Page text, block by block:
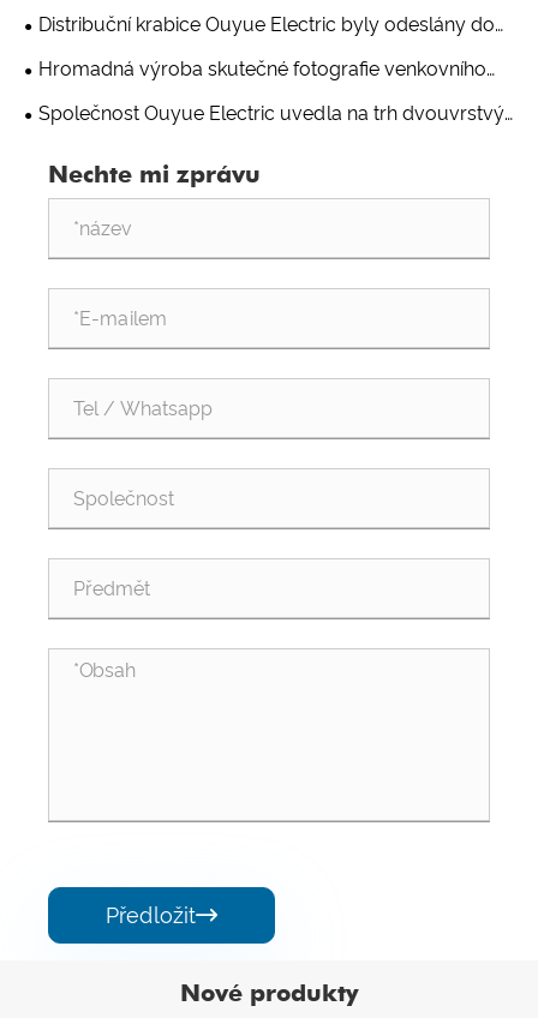
baleny ve stejné dávce. Bezpečnostní štítky a přenosný
design jsou kompatibilní s pracovními podmínkami v
Ouyue Electric je odeslána do Saúdské Arábie:
dvouvrstvá dělená struktura, vhodná pro venkovní
vysoké teploty
Distribuční krabice Ouyue Electric byly odeslány do
Kanady ve dvou dávkách, což demonstrovalo její
exportní možnosti pro více kategorií
Hromadná výroba skutečné fotografie venkovního
dešťového rozvodného boxu Ouyue Electric:
Zobrazení celého procesu od plechové skořepiny až
po kompletní montáž stroje
Společnost Ouyue Electric uvedla na trh dvouvrstvý
silnoproudými a slaboproudými zónami a
předinstalovanými kolíky zkracuje dobu montáže
kompletních sad.
Nechte mi zprávu
Předložit
Nové produkty